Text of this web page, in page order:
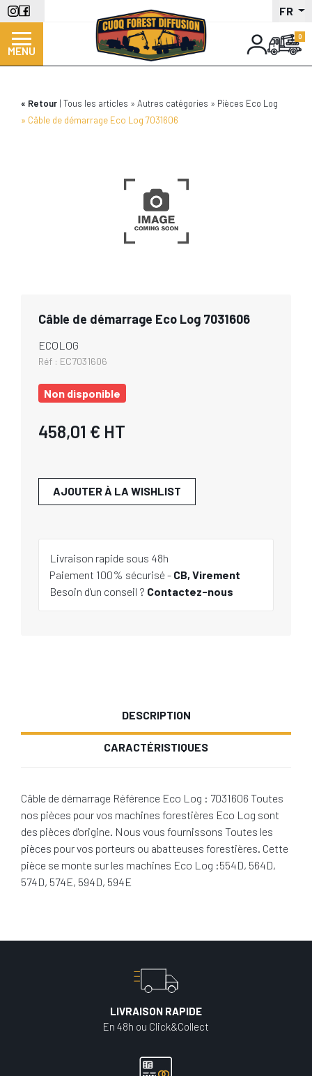
Aller
au
contenu
principal
FR
MENU
Retour Tous les articles Autres catégories
Pièces Eco Log
Câble de démarrage Eco Log 7031606
Câble de démarrage Eco Log 7031606
ECOLOG
Réf : EC7031606
Non disponible
458,01 € HT
AJOUTER À LA WISHLIST
Livraison rapide sous 48h
Paiement 100% sécurisé - CB, Virement
Besoin d'un conseil ? Contactez-nous
DESCRIPTION
CARACTÉRISTIQUES
Câble de démarrage Référence Eco Log : 7031606 Toutes
nos pièces pour vos machines forestières Eco Log sont
des pièces d'origine. Nous vous fournissons Toutes les
pièces pour vos porteurs ou abatteuses forestières. Cette
pièce se monte sur les machines Eco Log :554D, 564D,
574D, 574E, 594D, 594E
LIVRAISON RAPIDE
En 48h ou Click&Collect